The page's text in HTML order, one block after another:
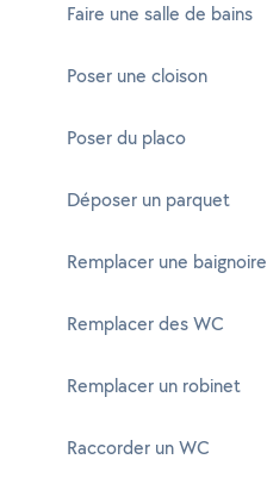
Faire une salle de bains
Poser une cloison
Poser du placo
Déposer un parquet
Remplacer une baignoire
Remplacer des WC
Remplacer un robinet
Raccorder un WC